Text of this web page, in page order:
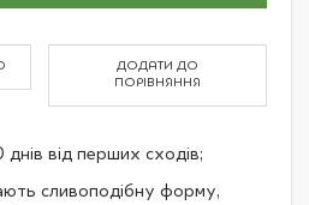
ДОДАТИ ДО
ПОРІВНЯННЯ
днів від перших сходів;
сливоподібну форму,